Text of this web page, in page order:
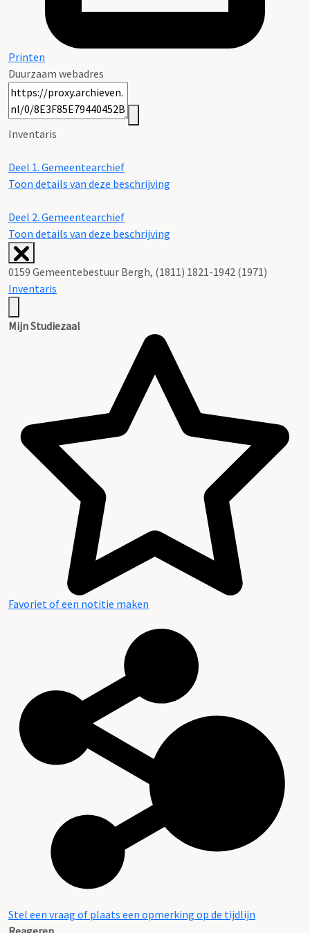
Printen
Duurzaam webadres
Inventaris
Deel 1. Gemeentearchief
Toon details van deze beschrijving
Deel 2. Gemeentearchief
Toon details van deze beschrijving
0159 Gemeentebestuur Bergh, (1811) 1821-1942 (1971)
Inventaris
Mijn Studiezaal
Favoriet of een notitie maken
Stel een vraag of plaats een opmerking op de tijdlijn